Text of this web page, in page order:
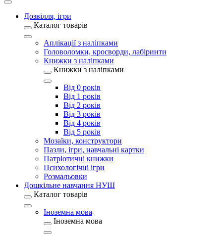
Дозвілля, ігри
Каталог товарів
Аплікації з наліпками
Головоломки, кросворди, лабіринти
Книжки з наліпками
Книжки з наліпками
Від 0 років
Від 1 років
Від 2 років
Від 3 років
Від 4 років
Від 5 років
Мозаїки, конструктори
Пазли, ігри, навчальні картки
Патріотичні книжки
Психологічні ігри
Розмальовки
Дошкільне навчання НУШ
Каталог товарів
Іноземна мова
Іноземна мова